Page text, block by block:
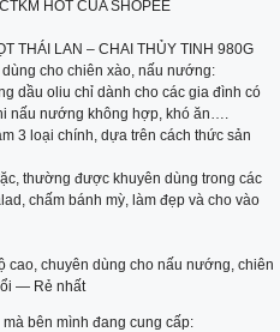
HOT CỦA SHOPEE
THÁI LAN – CHAI THỦY TINH 980G
cho chiên xào, nấu nướng:
dầu oliu chỉ dành cho các gia đình có
nấu nướng không hợp, khó ăn….
3 loại chính, dựa trên cách thức sản
thường được khuyên dùng trong các
chấm bánh mỳ, làm đẹp và cho vào
cao, chuyên dùng cho nấu nướng, chiên
— Rẻ nhất
bên mình đang cung cấp: